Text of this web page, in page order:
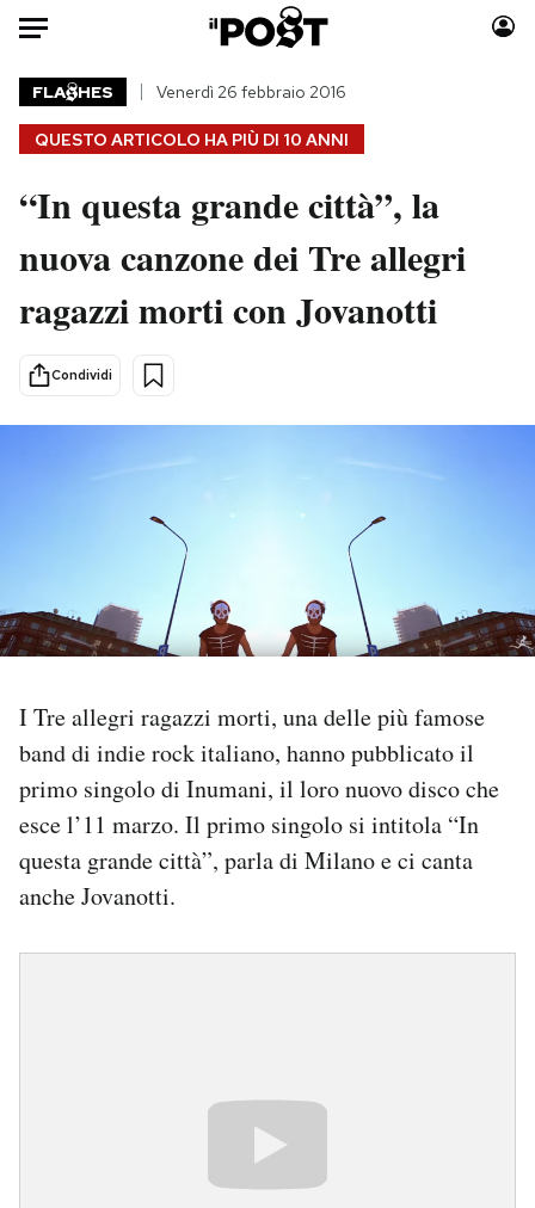
Auto
HOME
Italia
Politica
Tecnologia
Scienza
Moda
Consumismi
Storie/Idee
Mondiali calcio 2026
NEWSLETTER
I MIEI PREFERITI
SHOP
CALENDARIO
QUESTO ARTICOLO HA PIÙ DI 10 ANNI
FLA HES Venerdì 26 febbraio 2016
“In questa grande città”, la
nuova canzone dei Tre allegri
ragazzi morti con Jovanotti
Condividi
I Tre allegri ragazzi morti, una delle più famose
band di indie rock italiano, hanno pubblicato il
primo singolo di Inumani, il loro nuovo disco che
esce l’11 marzo. Il primo singolo si intitola “In
questa grande città”, parla di Milano e ci canta
anche Jovanotti.